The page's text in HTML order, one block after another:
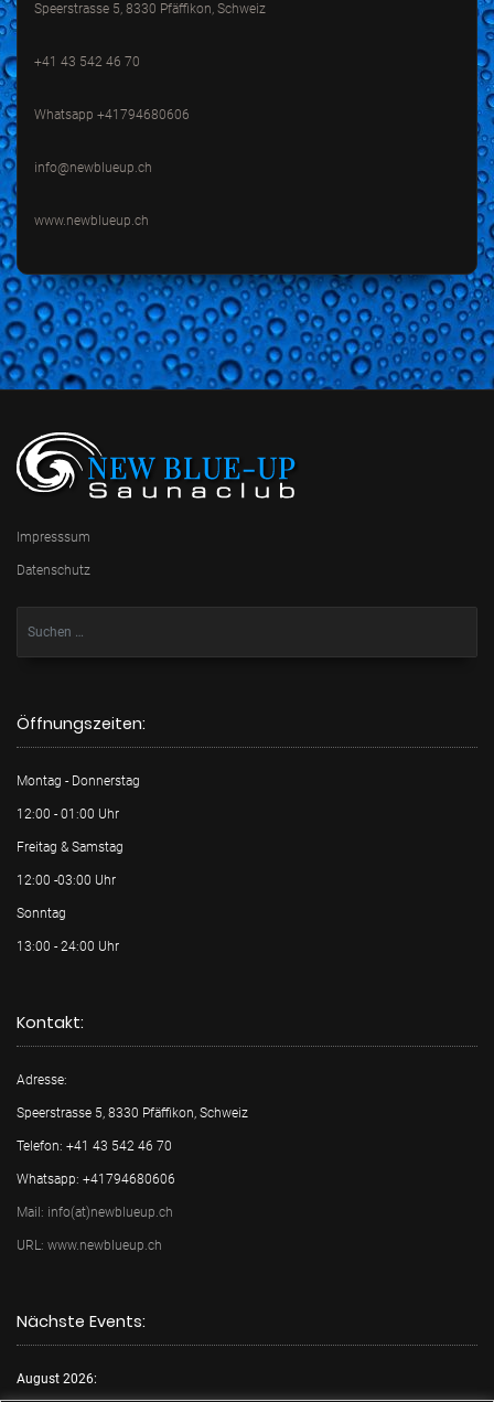
Speerstrasse 5, 8330 Pfäffikon, Schweiz
+41 43 542 46 70
Whatsapp +41794680606
info@newblueup.ch
www.newblueup.ch
Impresssum
Datenschutz
Öffnungszeiten:
Montag - Donnerstag
12:00 - 01:00 Uhr
Freitag & Samstag
12:00 -03:00 Uhr
Sonntag
13:00 - 24:00 Uhr
Kontakt:
Adresse:
Speerstrasse 5, 8330 Pfäffikon, Schweiz
Telefon: +41 43 542 46 70
Whatsapp: +41794680606
Mail: info(at)newblueup.ch
URL: www.newblueup.ch
Nächste Events:
August 2026: